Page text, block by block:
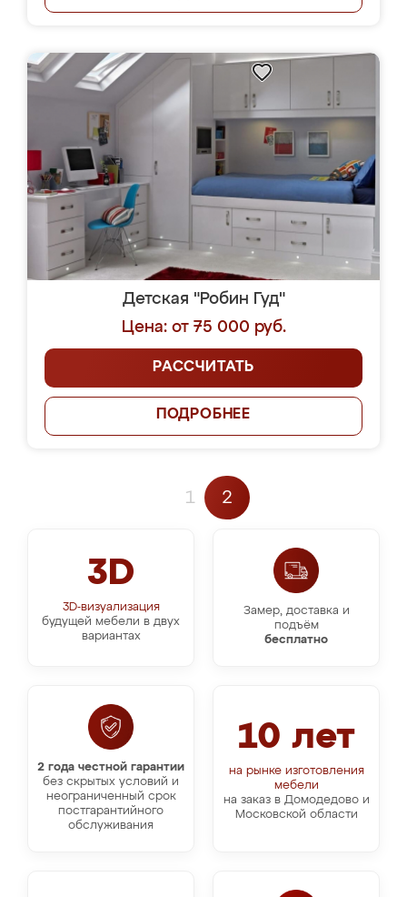
Детская "Робин Гуд"
Цена: от 75 000 руб.
РАССЧИТАТЬ
ПОДРОБНЕЕ
1 2
3D
3D-визуализация
будущей мебели в двух
вариантах
Замер, доставка и
подъём
бесплатно
10 лет
на рынке изготовления
мебели
на заказ в Домодедово и
Московской области
2 года честной гарантии
без скрытых условий и
неограниченный срок
постгарантийного
обслуживания